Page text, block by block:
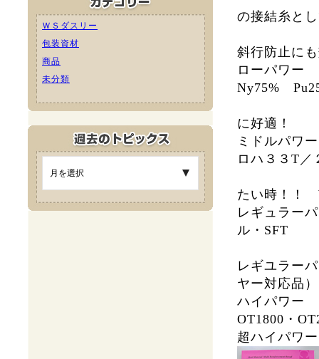
ＷＳダスリー
包装資材
商品
未分類
の接結糸と
斜行防止に
ローパ
Ny75%
に好適！
ミドル
ロハ３３T
たい時！！
レギュラ
ル・
レギユラー
ヤー対応品）
ハイパ
OT1800・
超ハイパ